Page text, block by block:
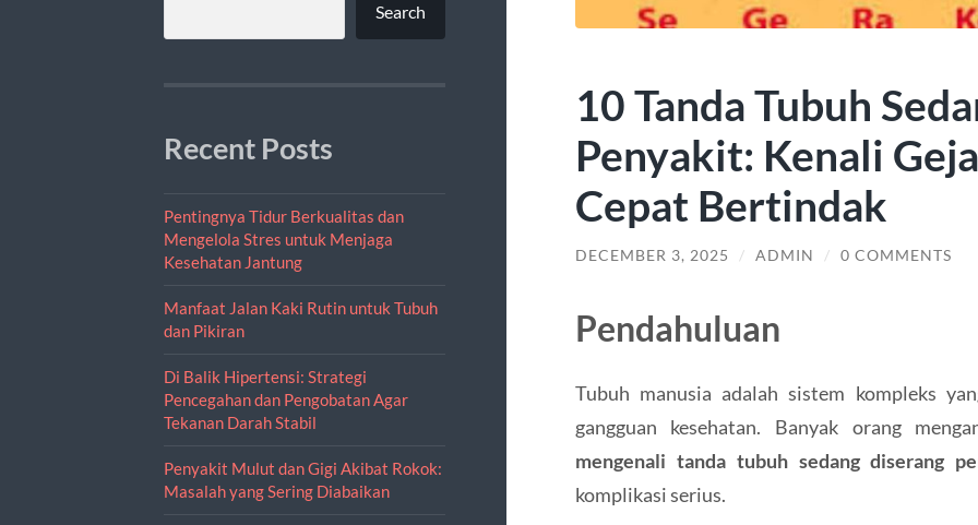
Search
Recent Posts
Pentingnya Tidur Berkualitas dan
Mengelola Stres untuk Menjaga
Kesehatan Jantung
Manfaat Jalan Kaki Rutin untuk Tubuh
dan Pikiran
Di Balik Hipertensi: Strategi
Pencegahan dan Pengobatan Agar
Tekanan Darah Stabil
Penyakit Mulut dan Gigi Akibat Rokok:
Masalah yang Sering Diabaikan
10 Tanda Tubuh
Penyakit: Kenali
Cepat Bertindak
DECEMBER 3, 2025 / ADMIN / 0 COMMENTS
Pendahuluan
Tubuh manusia adalah sistem kompleks
gangguan kesehatan. Banyak orang
mengenali tanda tubuh sedang diserang
komplikasi serius.